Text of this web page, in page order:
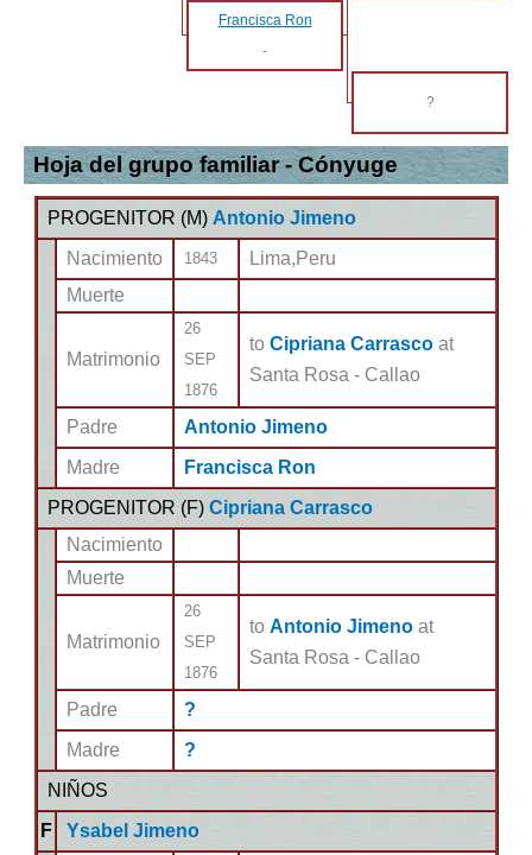
Francisca Ron
-
?
Hoja del grupo familiar - Cónyuge
PROGENITOR (M) Antonio Jimeno
Nacimiento
1843
Lima,Peru
Muerte
Matrimonio
26
SEP
1876
to Cipriana Carrasco at
Santa Rosa - Callao
Padre
Antonio Jimeno
Madre
Francisca Ron
PROGENITOR (F) Cipriana Carrasco
Nacimiento
Muerte
Matrimonio
26
SEP
1876
to Antonio Jimeno at
Santa Rosa - Callao
Padre
?
Madre
?
NIÑOS
F
Ysabel Jimeno